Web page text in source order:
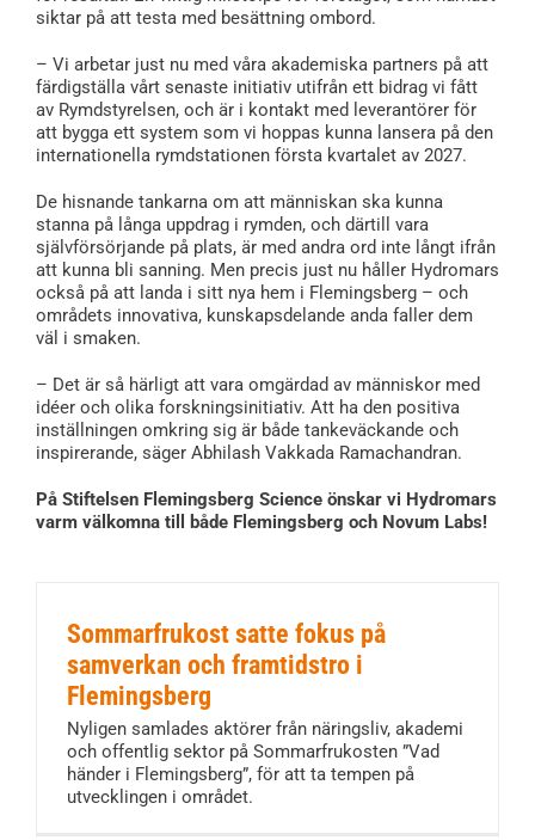
siktar på att testa med besättning ombord.
– Vi arbetar just nu med våra akademiska partners på att
färdigställa vårt senaste initiativ utifrån ett bidrag vi fått
av Rymdstyrelsen, och är i kontakt med leverantörer för
att bygga ett system som vi hoppas kunna lansera på den
internationella rymdstationen första kvartalet av 2027.
De hisnande tankarna om att människan ska kunna
stanna på långa uppdrag i rymden, och därtill vara
självförsörjande på plats, är med andra ord inte långt ifrån
att kunna bli sanning. Men precis just nu håller Hydromars
också på att landa i sitt nya hem i Flemingsberg – och
områdets innovativa, kunskapsdelande anda faller dem
väl i smaken.
– Det är så härligt att vara omgärdad av människor med
idéer och olika forskningsinitiativ. Att ha den positiva
inställningen omkring sig är både tankeväckande och
inspirerande, säger Abhilash Vakkada Ramachandran.
På Stiftelsen Flemingsberg Science önskar vi Hydromars
varm välkomna till både Flemingsberg och Novum Labs!
Sommarfrukost satte fokus på
samverkan och framtidstro i
Flemingsberg
Nyligen samlades aktörer från näringsliv, akademi
och offentlig sektor på Sommarfrukosten ”Vad
händer i Flemingsberg”, för att ta tempen på
utvecklingen i området.